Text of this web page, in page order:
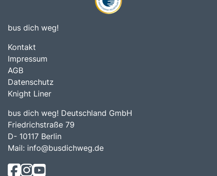
bus dich weg!
Kontakt
Impressum
AGB
Datenschutz
Knight Liner
bus dich weg! Deutschland GmbH
Friedrichstraße 79
D- 10117 Berlin
Mail: info@busdichweg.de